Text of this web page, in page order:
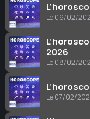
Le 09/02/
2026
Le 08/02/
Le 07/02/